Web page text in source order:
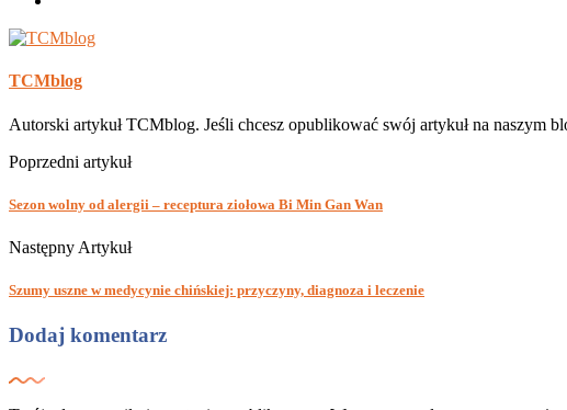
TCMblog
Autorski artykuł TCMblog. Jeśli chcesz opublikować swój artykuł na naszym
Poprzedni artykuł
Sezon wolny od alergii – receptura ziołowa Bi Min Gan Wan
Następny Artykuł
Szumy uszne w medycynie chińskiej: przyczyny, diagnoza i leczenie
Dodaj komentarz